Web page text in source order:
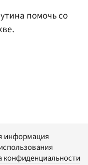
помочь со
информация
конфиденциальности